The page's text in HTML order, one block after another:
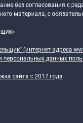
без согласования с
материала, с
(интернет-адреса
персональных данных
сайта c 2017 года